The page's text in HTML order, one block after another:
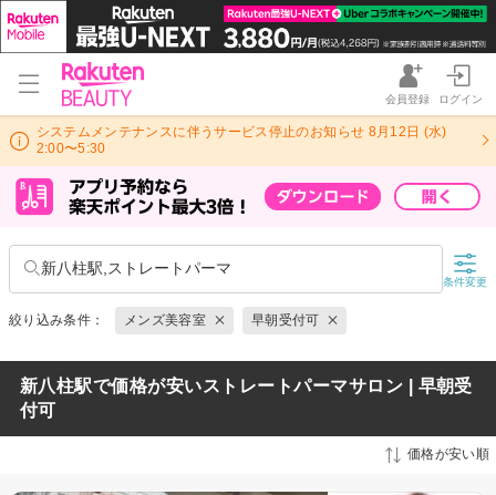
会員登録 ログイン
システムメンテナンスに伴うサービス停止のお知らせ 8月12日 (水)
2:00〜5:30
新八柱駅,ストレートパーマ
条件変更
絞り込み条件： メンズ美容室 早朝受付可
新八柱駅で価格が安いストレートパーマサロン | 早朝受
付可
価格が安い順